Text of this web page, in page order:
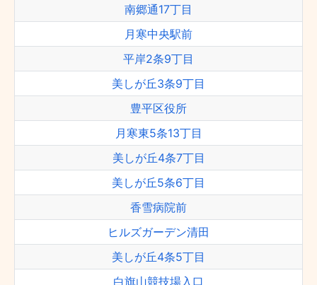
南郷通17丁目
月寒中央駅前
平岸2条9丁目
美しが丘3条9丁目
豊平区役所
月寒東5条13丁目
美しが丘4条7丁目
美しが丘5条6丁目
香雪病院前
ヒルズガーデン清田
美しが丘4条5丁目
白旗山競技場入口